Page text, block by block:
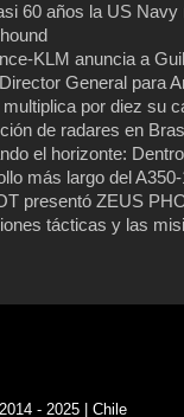
60 años la US
KLM anuncia a
General para
por diez su
de radares en
el horizonte:
más largo del
presentó ZEUS
tácticas y las
Tras casi 60
servicio al C-2
- 2025 | Chile